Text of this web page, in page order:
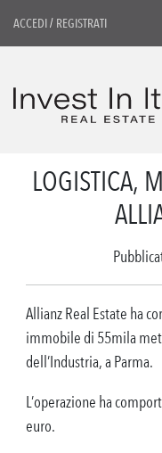
ACCEDI/ REGISTRATI
LOGISTICA,
Allianz Real Estate ha
immobile di 55mila
dell’Industria, a Parma.
L’operazione ha
euro.